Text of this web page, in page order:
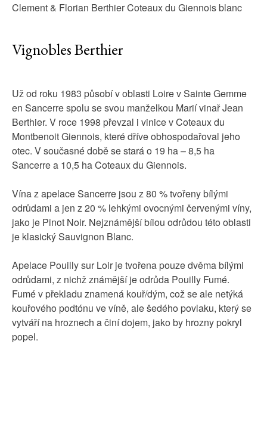
Clement & Florian Berthier Coteaux du Giennois blanc
Vignobles Berthier
Už od roku 1983 působí v oblasti Loire v Sainte Gemme
en Sancerre spolu se svou manželkou Marií vinař Jean
Berthier. V roce 1998 převzal i vinice v Coteaux du
Montbenoit Giennois, které dříve obhospodařoval jeho
otec. V současné době se stará o 19 ha – 8,5 ha
Sancerre a 10,5 ha Coteaux du Giennois.
Vína z apelace Sancerre jsou z 80 % tvořeny bílými
odrůdami a jen z 20 % lehkými ovocnými červenými víny,
jako je Pinot Noir. Nejznámější bílou odrůdou této oblasti
je klasický Sauvignon Blanc.
Apelace Pouilly sur Loir je tvořena pouze dvěma bílými
odrůdami, z nichž známější je odrůda Pouilly Fumé.
Fumé v překladu znamená kouř/dým, což se ale netýká
kouřového podtónu ve víně, ale šedého povlaku, který se
vytváří na hroznech a činí dojem, jako by hrozny pokryl
popel.